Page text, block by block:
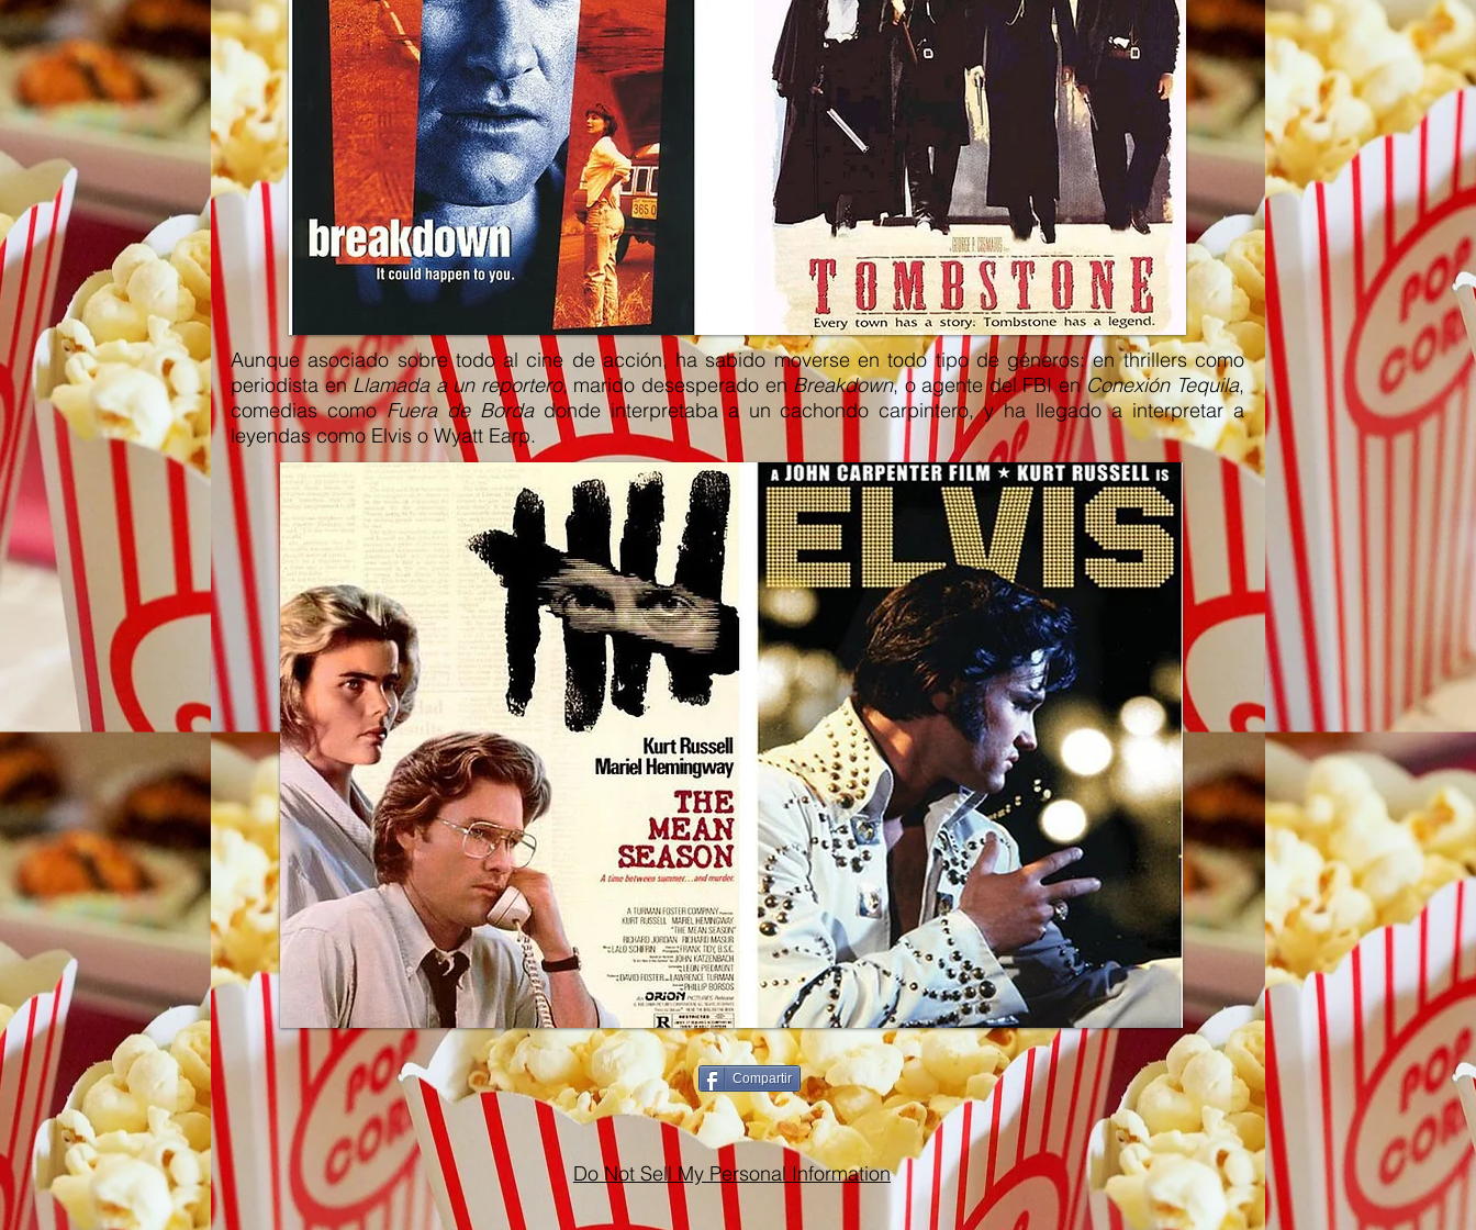
Aunque asociado sobre todo al cine de acción, ha sabido moverse en todo tipo de géneros: en thrillers como
periodista enLlamada a un reportero, marido desesperado en Breakdown, o agente del FBI enConexión Tequila,
comedias comoFuera de Bordadonde interpretaba a un cachondo carpintero, y ha llegado a interpretar a
leyendas como Elvis o Wyatt Earp.
Compartir
Do Not Sell My Personal Information